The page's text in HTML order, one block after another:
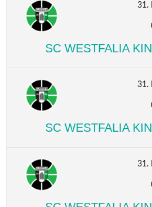
31.
SC WESTFALIA
31.
SC WESTFALIA
31.